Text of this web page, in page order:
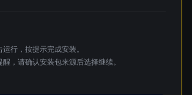
行，按提示完成安装。
，请确认安装包来源后选择继续。